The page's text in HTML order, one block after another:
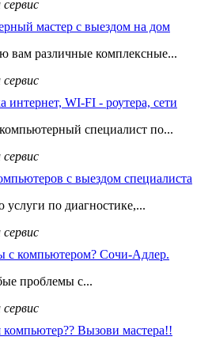
мастер с выездом на дом
вам различные комплексные...
интернет, WI-FI - роутера, сети
специалист по...
с выездом специалиста
по диагностике,...
с компьютером? Сочи-Адлер.
проблемы с...
компьютер?? Вызови мастера!!